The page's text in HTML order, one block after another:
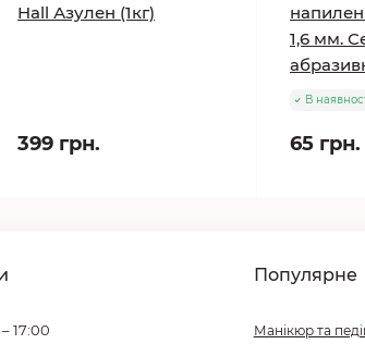
Hall Азулен (1кг)
399 грн.
1,6 мм.
В
65 грн.
17:00
Популярне
Манікюр та